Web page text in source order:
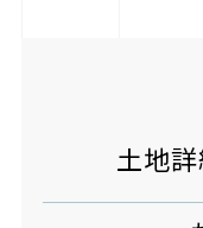
土地